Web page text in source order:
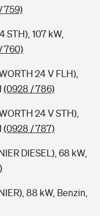
759)
STH), 107 kW,
760)
24 V FLH),
(0928 / 786)
24 V STH),
(0928 / 787)
DIESEL), 68 kW,
88 kW, Benzin,